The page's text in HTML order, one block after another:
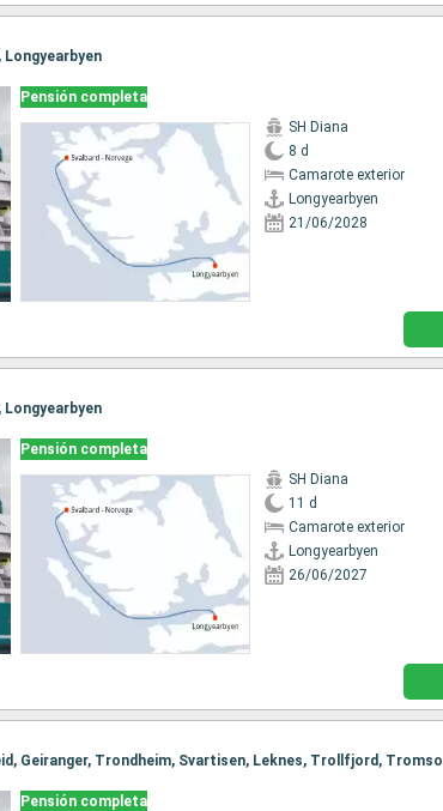
Longyearbyen
Pensión completa
SH Diana
8 d
Camarote exterior
Longyearbyen
21/06/2028
Longyearbyen
Pensión completa
SH Diana
11 d
Camarote exterior
Longyearbyen
26/06/2027
Geiranger, Trondheim, Svartisen, Leknes, Trollfjord, Tromso
Pensión completa